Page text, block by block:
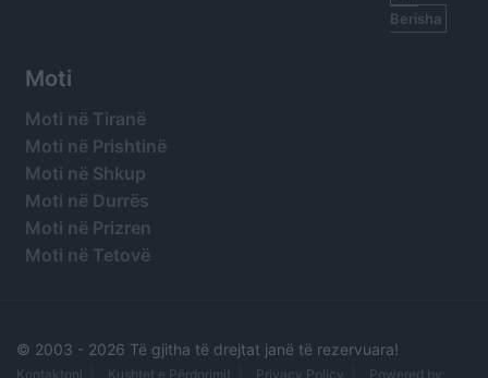
Berisha
Moti
Moti në Tiranë
Moti në Prishtinë
Moti në Shkup
Moti në Durrës
Moti në Prizren
Moti në Tetovë
© 2003 - 2026 Të gjitha të drejtat janë të rezervuara!
Kontaktoni Kushtet e Përdorimit Privacy Policy Powered by: